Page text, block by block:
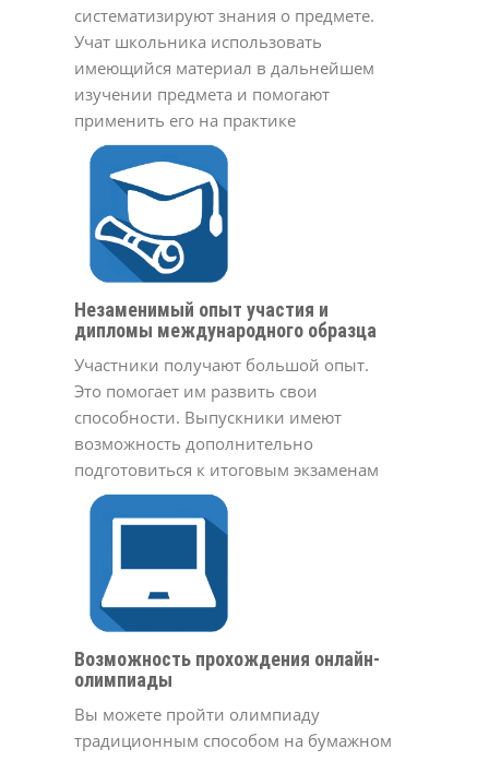
систематизируют знания о предмете.
Учат школьника использовать
имеющийся материал в дальнейшем
изучении предмета и помогают
применить его на практике
Незаменимый опыт участия и
дипломы международного образца
Участники получают большой опыт.
Это помогает им развить свои
способности. Выпускники имеют
возможность дополнительно
подготовиться к итоговым экзаменам
Возможность прохождения онлайн-
олимпиады
Вы можете пройти олимпиаду
традиционным способом на бумажном